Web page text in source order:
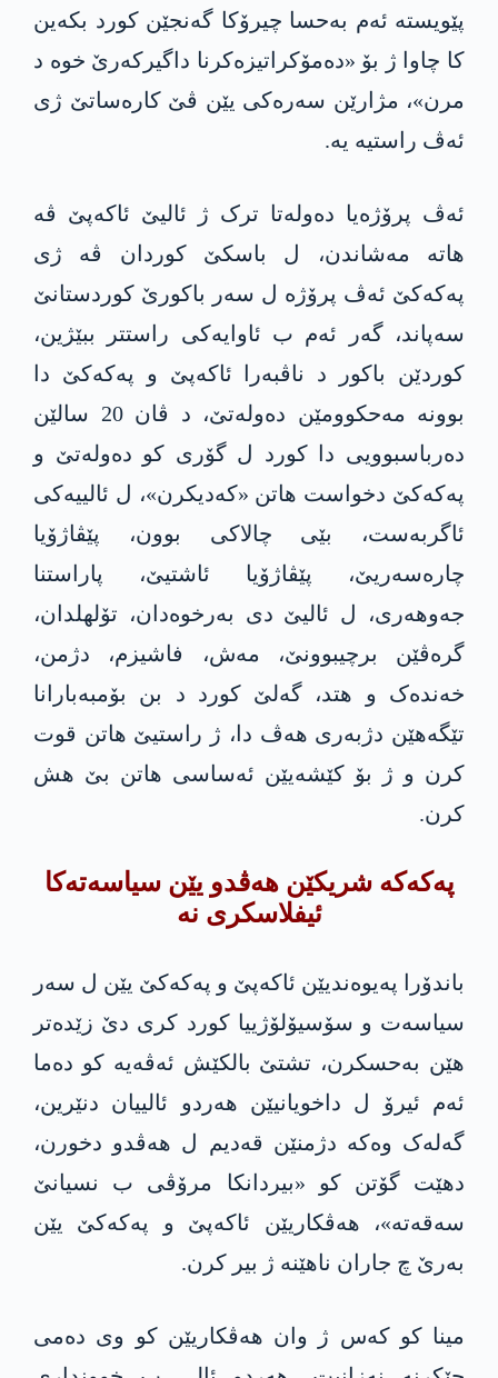
پێویستە ئەم بەحسا چیرۆکا گەنجێن کورد بکەین
کا چاوا ژ بۆ «دەمۆکراتیزەکرنا داگیرکەرێ خوە د
مرن»، مژارێن سەرەکی یێن ڤێ کارەساتێ ژی
ئەڤ راستیە یە.
ئەڤ پرۆژەیا دەولەتا ترک ژ ئالیێ ئاکەپێ ڤە
ھاتە مەشاندن، ل باسکێ کوردان ڤە ژی
پەکەکێ ئەڤ پرۆژە ل سەر باکورێ کوردستانێ
سەپاند، گەر ئەم ب ئاوایەکی راستتر ببێژین،
کوردێن باکور د ناڤبەرا ئاکەپێ و پەکەکێ دا
بوونە مەحکوومێن دەولەتێ، د ڤان 20 سالێن
دەرباسبوویی دا کورد ل گۆری کو دەولەتێ و
پەکەکێ دخواست ھاتن «کەدیکرن»، ل ئالییەکی
ئاگربەست، بێی چالاکی بوون، پێڤاژۆیا
چارەسەریێ، پێڤاژۆیا ئاشتیێ، پاراستنا
جەوھەری، ل ئالیێ دی بەرخوەدان، تۆلھلدان،
گرەڤێن برچیبوونێ، مەش، فاشیزم، دژمن،
خەندەک و ھتد، گەلێ کورد د بن بۆمبەبارانا
تێگەهێن دژبەری ھەڤ دا، ژ راستیێ ھاتن قوت
کرن و ژ بۆ کێشەیێن ئەساسی ھاتن بێ ھش
کرن.
پەکەکە شریکێن ھەڤدو یێن سیاسەتەکا
ئیفلاسکری نە
باندۆرا پەیوەندیێن ئاکەپێ و پەکەکێ یێن ل سەر
سیاسەت و سۆسیۆلۆژییا کورد کری دێ زێدەتر
هێن بەحسکرن، تشتێ بالکێش ئەڤەیە کو دەما
ئەم ئیرۆ ل داخویانیێن ھەردو ئالییان دنێرین،
گەلەک وەکە دژمنێن قەدیم ل ھەڤدو دخورن،
دهێت گۆتن کو «بیردانکا مرۆڤی ب نسیانێ
سەقەتە»، ھەڤکاریێن ئاکەپێ و پەکەکێ یێن
بەرێ چ جاران ناهێنه‌ ژ بیر کرن.
مینا کو کەس ژ وان ھەڤکاریێن کو وی دەمی